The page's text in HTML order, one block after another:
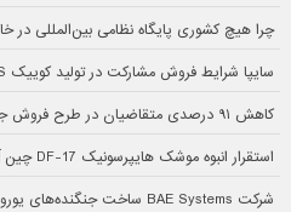
چرا هیچ کشوری پایگاه نظامی بین‌المللی در
سایپا شرایط فروش مشارکت در تولید کوییک S را در مرداد 1405 اعلام کرد
کاهش ۹۱ درصدی متقاضیان در طرح فروش جدید ایران خودرو
استقرار انبوه موشک هایپرسونیک DF-17 چین آغاز شد؛ سلاحی با رهگیری بسیار دشوار
شرکت BAE Systems ساخت جنگنده‌های یوروفایتر تایفون برای ترکیه را کلید زد